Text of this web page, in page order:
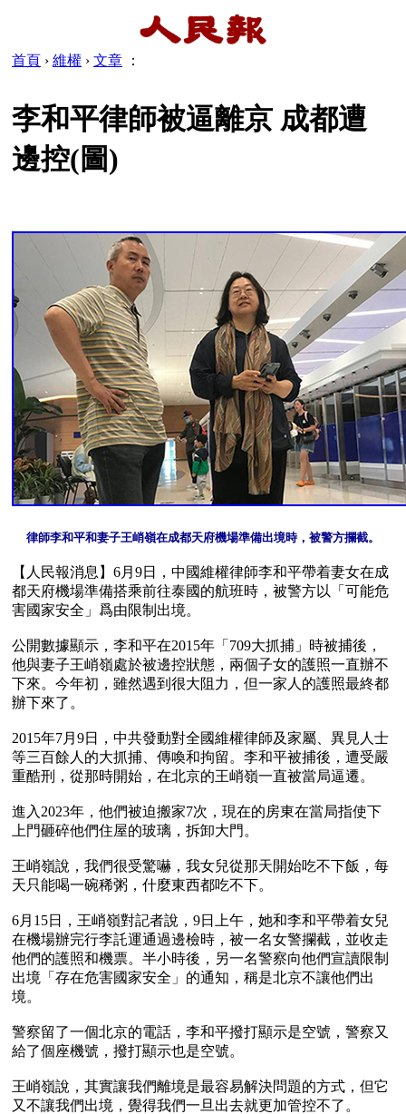
首頁 › 維權 › 文章 ：
李和平律師被逼離京 成都遭
邊控(圖)
【人民報消息】6月9日，中國維權律師李和平帶着妻女在成
都天府機場準備搭乘前往泰國的航班時，被警方以「可能危
害國家安全」爲由限制出境。
公開數據顯示，李和平在2015年「709大抓捕」時被捕後，
他與妻子王峭嶺處於被邊控狀態，兩個子女的護照一直辦不
下來。今年初，雖然遇到很大阻力，但一家人的護照最終都
辦下來了。
2015年7月9日，中共發動對全國維權律師及家屬、異見人士
等三百餘人的大抓捕、傳喚和拘留。李和平被捕後，遭受嚴
重酷刑，從那時開始，在北京的王峭嶺一直被當局逼遷。
進入2023年，他們被迫搬家7次，現在的房東在當局指使下
上門砸碎他們住屋的玻璃，拆卸大門。
王峭嶺說，我們很受驚嚇，我女兒從那天開始吃不下飯，每
天只能喝一碗稀粥，什麼東西都吃不下。
6月15日，王峭嶺對記者說，9日上午，她和李和平帶着女兒
在機場辦完行李託運通過邊檢時，被一名女警攔截，並收走
他們的護照和機票。半小時後，另一名警察向他們宣讀限制
出境「存在危害國家安全」的通知，稱是北京不讓他們出
境。
警察留了一個北京的電話，李和平撥打顯示是空號，警察又
給了個座機號，撥打顯示也是空號。
王峭嶺說，其實讓我們離境是最容易解決問題的方式，但它
又不讓我們出境，覺得我們一旦出去就更加管控不了。